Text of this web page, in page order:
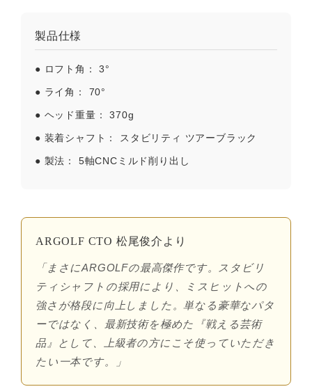
製品仕様
● ロフト角： 3°
● ライ角： 70°
● ヘッド重量： 370g
● 装着シャフト： スタビリティ ツアーブラック
● 製法： 5軸CNCミルド削り出し
ARGOLF CTO 松尾俊介より
「まさにARGOLFの最高傑作です。スタビリ
ティシャフトの採用により、ミスヒットへの
強さが格段に向上しました。単なる豪華なパタ
ーではなく、最新技術を極めた『戦える芸術
品』として、上級者の方にこそ使っていただき
たい一本です。」